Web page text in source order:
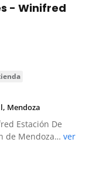
- Winifred
Mendoza
Estación De
de Mendoza… ver